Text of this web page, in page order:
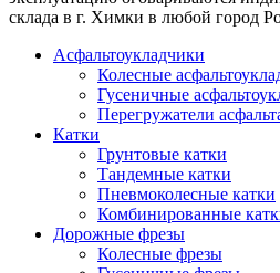
склада в г. Химки в любой город
Асфальтоукладчики
Колесные
Гусеничные
Перегружатели
Катки
Грунтовые катки
Тандемные катки
Пневмоколесные катки
Комбинированные
Дорожные фрезы
Колесные фрезы